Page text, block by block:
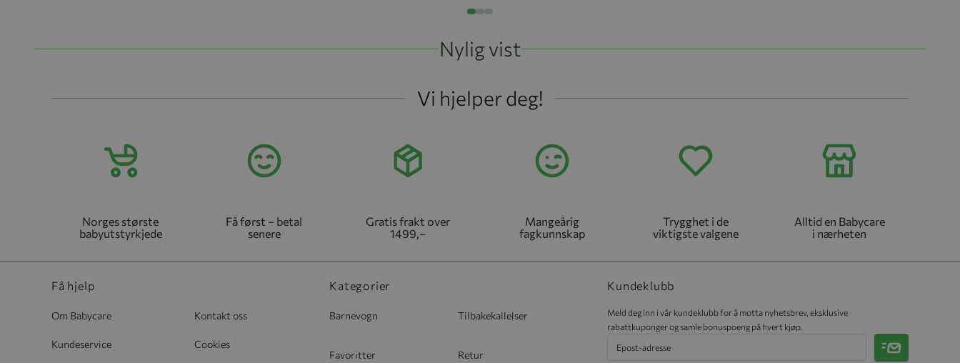
Nylig vist
Vi hjelper deg!
Norges største
babyutstyrkjede
Få først – betal
senere
Gratis frakt over
1499,–
Mangeårig
fagkunnskap
Trygghet i de
viktigste valgene
Alltid en Babycare
i nærheten
Få hjelp
Om Babycare Kontakt oss
Kundeservice Cookies
Kategorier
Barnevogn Tilbakekallelser
Favoritter Retur
Kundeklubb
Meld deg inn i vår kundeklubb for å motta nyhetsbrev, eksklusive
rabattkuponger og samle bonuspoeng på hvert kjøp.